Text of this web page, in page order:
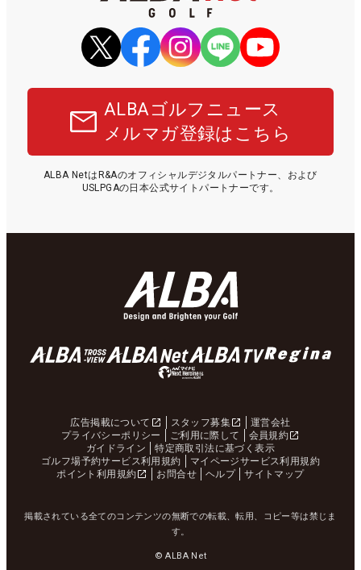
ALBAゴルフニュース
メルマガ登録はこちら
ALBA NetはR&Aのオフィシャルデジタルパートナー、および
USLPGAの日本公式サイトパートナーです。
広告掲載について スタッフ募集
運営会社
プライバシーポリシー
ご利用に際して
会員規約
ガイドライン
特定商取引法に基づく表示
ゴルフ場予約サービス利用規約
マイページサービス利用規約
ポイント利用規約
お問合せ ヘルプ サイトマップ
掲載されている全てのコンテンツの無断での転載、転用、コピー等は禁じま
す。
© ALBA Net